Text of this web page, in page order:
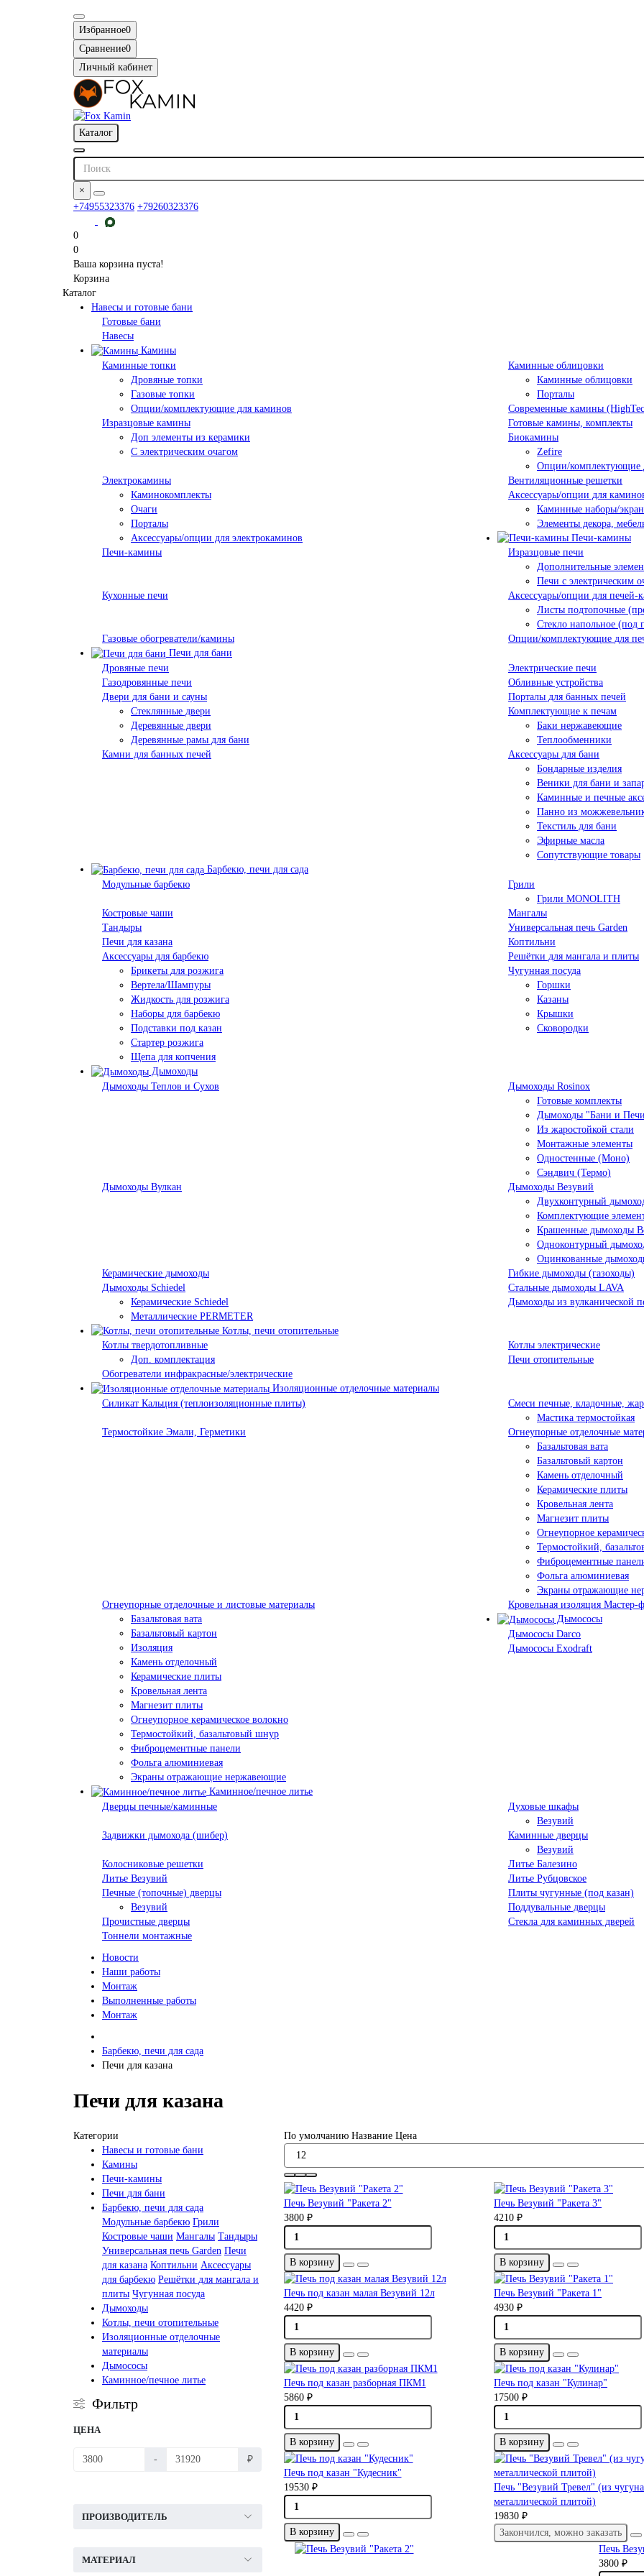
Избранное0
Сравнение0
Личный кабинет
Каталог
×
+74955323376 +79260323376
0
0
Ваша корзина пуста!
Корзина
Каталог
Навесы и готовые бани
Готовые бани
Навесы
Камины
Каминные топки
Дровяные топки
Газовые топки
Опции/комплектующие для каминов
Каминные облицовки
Каминные облицовки
Порталы
Современные камины
Изразцовые камины
Доп элементы из керамики
С электрическим очагом
Готовые камины, комплекты
Биокамины
Zefire
Опции/комплектующие
Электрокамины
Каминокомплекты
Очаги
Порталы
Аксессуары/опции для электрокаминов
Вентиляционные решетки
Аксессуары/опции для
Каминные наборы/
Элементы декора,
Печи-камины
Печи-камины
Изразцовые печи
Дополнительные
Печи с электрическим
Кухонные печи
Аксессуары/опции для печей-
Листы подтопочные
Стекло напольное (под
Газовые обогреватели/камины
Опции/комплектующие для
Печи для бани
Дровяные печи
Электрические печи
Газодровянные печи
Обливные устройства
Двери для бани и сауны
Стеклянные двери
Деревянные двери
Деревянные рамы для бани
Порталы для банных печей
Комплектующие к печам
Баки нержавеющие
Теплообменники
Камни для банных печей
Аксессуары для бани
Бондарные изделия
Веники для бани и
Каминные и печные
Панно из
Текстиль для бани
Эфирные масла
Сопутствующие товары
Барбекю, печи для сада
Модульные барбекю
Грили
Грили MONOLITH
Костровые чаши
Мангалы
Тандыры
Универсальная печь Garden
Печи для казана
Коптильни
Аксессуары для барбекю
Брикеты для розжига
Вертела/Шампуры
Жидкость для розжига
Наборы для барбекю
Подставки под казан
Стартер розжига
Щепа для копчения
Решётки для мангала и плиты
Чугунная посуда
Горшки
Казаны
Крышки
Сковородки
Дымоходы
Дымоходы Теплов и Сухов
Дымоходы Rosinox
Готовые комплекты
Дымоходы "Бани и
Из жаростойкой стали
Монтажные элементы
Одностенные (Моно)
Сэндвич (Термо)
Дымоходы Вулкан
Дымоходы Везувий
Двухконтурный
Комплектующие
Крашенные дымоходы
Одноконтурный
Оцинкованные
Керамические дымоходы
Гибкие дымоходы (газоходы)
Дымоходы Schiedel
Керамические Schiedel
Металлические PERMETER
Стальные дымоходы LAVA
Дымоходы из вулканической
Котлы, печи отопительные
Котлы твердотопливные
Доп. комплектация
Котлы электрические
Печи отопительные
Обогреватели инфракрасные/электрические
Изоляционные отделочные материалы
Силикат Кальция (теплоизоляционные плиты)
Смеси печные, кладочные,
Мастика термостойкая
Термостойкие Эмали, Герметики
Огнеупорные отделочные
Базальтовая вата
Базальтовый картон
Камень отделочный
Керамические плиты
Кровельная лента
Магнезит плиты
Огнеупорное
Термостойкий,
Фиброцементные
Фольга алюминиевая
Экраны отражающие
Огнеупорные отделочные и листовые материалы
Базальтовая вата
Базальтовый картон
Изоляция
Камень отделочный
Керамические плиты
Кровельная лента
Магнезит плиты
Огнеупорное керамическое волокно
Термостойкий, базальтовый шнур
Фиброцементные панели
Фольга алюминиевая
Экраны отражающие нержавеющие
Кровельная изоляция Мастер-
Дымососы
Дымососы Darco
Дымососы Exodraft
Каминное/печное литье
Дверцы печные/каминные
Духовые шкафы
Везувий
Задвижки дымохода (шибер)
Каминные дверцы
Везувий
Колосниковые решетки
Литье Балезино
Литье Везувий
Литье Рубцовское
Печные (топочные) дверцы
Везувий
Плиты чугунные (под казан)
Поддувальные дверцы
Прочистные дверцы
Стекла для каминных дверей
Тоннели монтажные
Новости
Наши работы
Монтаж
Выполненные работы
Монтаж
Барбекю, печи для сада
Печи для казана
Печи для казана
Категории
Навесы и готовые бани
Камины
Печи-камины
Печи для бани
Барбекю, печи для сада
Модульные барбекю Грили
Костровые чаши Мангалы Тандыры
Универсальная печь Garden Печи
для казана Коптильни Аксессуары
для барбекю Решётки для мангала и
плиты Чугунная посуда
Дымоходы
Котлы, печи отопительные
Изоляционные отделочные
материалы
Дымососы
Каминное/печное литье
Фильтр
ЦЕНА
- ₽
ПРОИЗВОДИТЕЛЬ
МАТЕРИАЛ
По умолчанию Название Цена
Печь Везувий "Ракета 2"
3800 ₽
В корзину
Печь Везувий "Ракета 3"
4210 ₽
В корзину
Печь под казан малая Везувий 12л
4420 ₽
В корзину
Печь Везувий "Ракета 1"
4930 ₽
В корзину
Печь под казан разборная ПКМ1
5860 ₽
В корзину
Печь под казан "Кулинар"
17500 ₽
В корзину
Печь под казан "Кудесник"
19530 ₽
В корзину
Печь "Везувий Тревел" (из
металлической плитой)
19830 ₽
Закончился, можно заказать
Печь
3800 ₽